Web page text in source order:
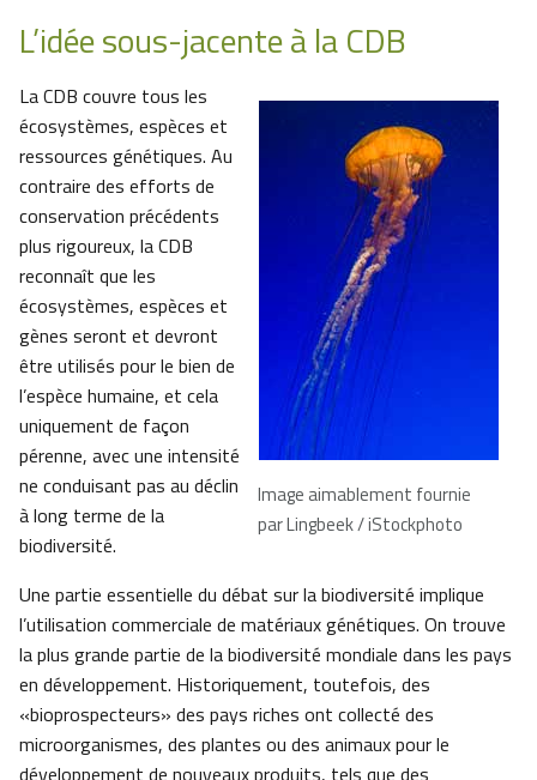
L’idée sous-jacente à la CDB
Image aimablement fournie
par Lingbeek / iStockphoto
La CDB couvre tous les
écosystèmes, espèces et
ressources génétiques. Au
contraire des efforts de
conservation précédents
plus rigoureux, la CDB
reconnaît que les
écosystèmes, espèces et
gènes seront et devront
être utilisés pour le bien de
l’espèce humaine, et cela
uniquement de façon
pérenne, avec une intensité
ne conduisant pas au déclin
à long terme de la
biodiversité.
Une partie essentielle du débat sur la biodiversité implique
l’utilisation commerciale de matériaux génétiques. On trouve
la plus grande partie de la biodiversité mondiale dans les pays
en développement. Historiquement, toutefois, des
«bioprospecteurs» des pays riches ont collecté des
microorganismes, des plantes ou des animaux pour le
développement de nouveaux produits, tels que des